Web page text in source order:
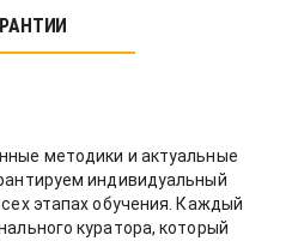
методики и актуальные
индивидуальный
этапах обучения. Каждый
куратора, который